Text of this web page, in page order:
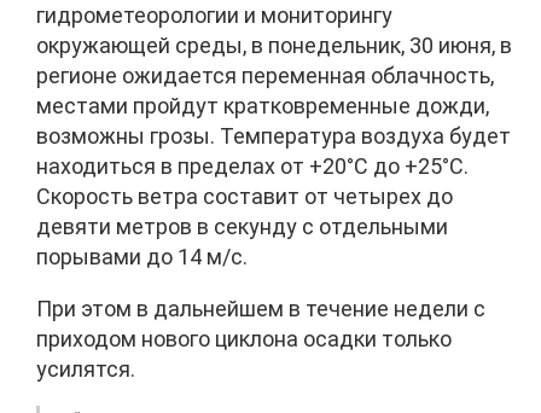
гидрометеорологии и мониторингу
окружающей среды, в понедельник, 30 июня, в
регионе ожидается переменная облачность,
местами пройдут кратковременные дожди,
возможны грозы. Температура воздуха будет
находиться в пределах от +20°C до +25°C.
Скорость ветра составит от четырех до
девяти метров в секунду с отдельными
порывами до 14 м/с.
При этом в дальнейшем в течение недели с
приходом нового циклона осадки только
усилятся.